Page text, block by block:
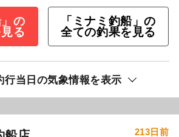
」の
る
「ミナミ釣船」の
全ての釣果を見る
行当日の気象情報を表示
213日前